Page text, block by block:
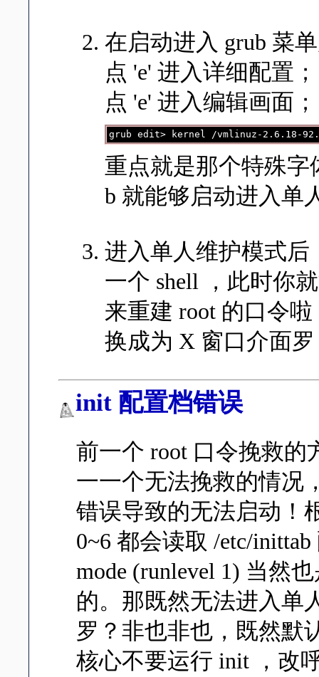
在启动进入 grub 菜
点 'e' 进入详细配置
点 'e' 进入编辑画面
grub edit> kernel /vmlinuz-2.6.18-
重点就是那个特殊字
b 就能够启动进入单
进入单人维护模式后
一个 shell ，此时你
来重建 root 的口令
换成为 X 窗口介面
init 配置档错误
前一个 root 口令挽救
一一个无法挽救的情况
错误导致的无法启动！
0~6 都会读取 /etc/
mode (runlevel 1) 当然
的。那既然无法进入单
罗？非也非也，既然默
核心不要运行 init ，改